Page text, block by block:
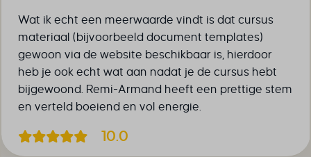
Wat ik echt een meerwaarde vindt is dat cursus
materiaal (bijvoorbeeld document templates)
gewoon via de website beschikbaar is, hierdoor
heb je ook echt wat aan nadat je de cursus hebt
bijgewoond. Remi-Armand heeft een prettige stem
en verteld boeiend en vol energie.
10.0